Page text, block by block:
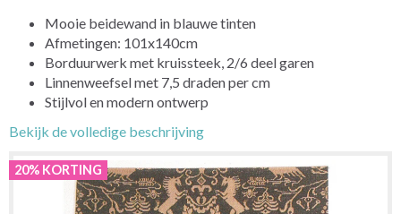
Mooie beidewand in blauwe tinten
Afmetingen: 101x140cm
Borduurwerk met kruissteek, 2/6 deel garen
Linnenweefsel met 7,5 draden per cm
Stijlvol en modern ontwerp
Bekijk de volledige beschrijving
20% KORTING